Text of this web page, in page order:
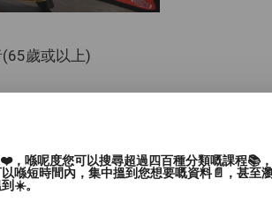
歲或以上)
喺呢度您可以搜尋超過四百種分類嘅課程📚
喺短時間內，集中搵到您想要嘅資料📄，甚至
☀️。